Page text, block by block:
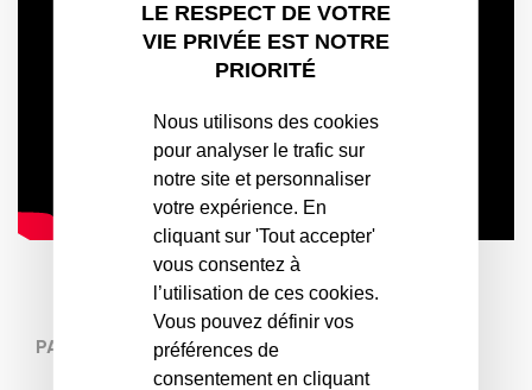
PARTAGER
LE RESPECT DE VOTRE
VIE PRIVÉE EST NOTRE
PRIORITÉ
Nous utilisons des cookies
pour analyser le trafic sur
notre site et personnaliser
votre expérience. En
cliquant sur 'Tout accepter'
vous consentez à
l’utilisation de ces cookies.
Vous pouvez définir vos
préférences de
consentement en cliquant